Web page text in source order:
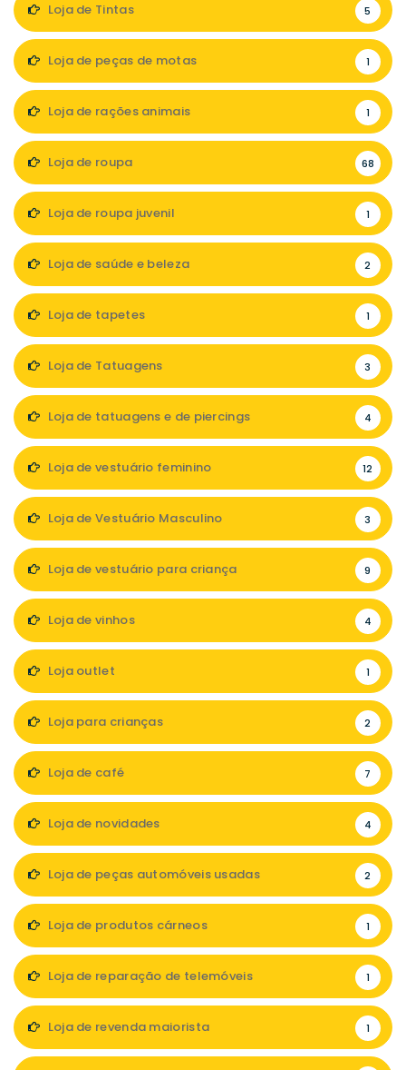
Loja de Tintas 5
Loja de peças de motas 1
Loja de rações animais 1
Loja de roupa 68
Loja de roupa juvenil 1
Loja de saúde e beleza 2
Loja de tapetes 1
Loja de Tatuagens 3
Loja de tatuagens e de piercings 4
Loja de vestuário feminino 12
Loja de Vestuário Masculino 3
Loja de vestuário para criança 9
Loja de vinhos 4
Loja outlet 1
Loja para crianças 2
Loja de café 7
Loja de novidades 4
Loja de peças automóveis usadas 2
Loja de produtos cárneos 1
Loja de reparação de telemóveis 1
Loja de revenda maiorista 1